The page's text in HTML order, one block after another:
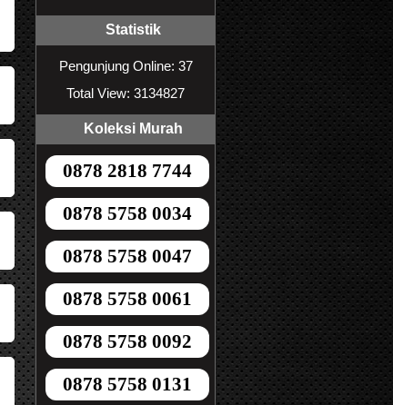
Statistik
Pengunjung Online: 37
Total View: 3134827
Koleksi Murah
0878 2818 7744
0878 5758 0034
0878 5758 0047
0878 5758 0061
0878 5758 0092
0878 5758 0131